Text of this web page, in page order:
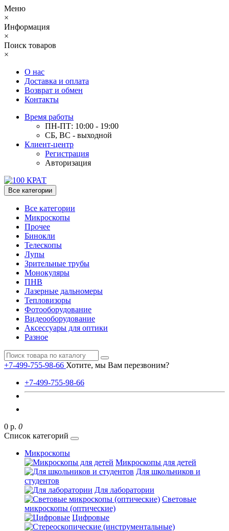
Меню
×
Информация
×
Поиск товаров
×
О нас
Доставка и оплата
Возврат и обмен
Контакты
Время работы
ПН-ПТ: 10:00 - 19:00
СБ, ВС - выходной
Клиент-центр
Регистрация
Авторизация
Все категории
Все категории
Микроскопы
Прочее
Бинокли
Телескопы
Лупы
Зрительные трубы
Монокуляры
ПНВ
Лазерные дальномеры
Тепловизоры
Фотооборудование
Видеооборудование
Аксессуары для оптики
Разное
+7-499-755-98-66 Хотите, мы Вам перезвоним?
+7-499-755-98-66
0 р. 0
Список категорий
Микроскопы
Микроскопы для детей
Для школьников и
студентов
Для лаборатории
Световые
микроскопы (оптические)
Цифровые